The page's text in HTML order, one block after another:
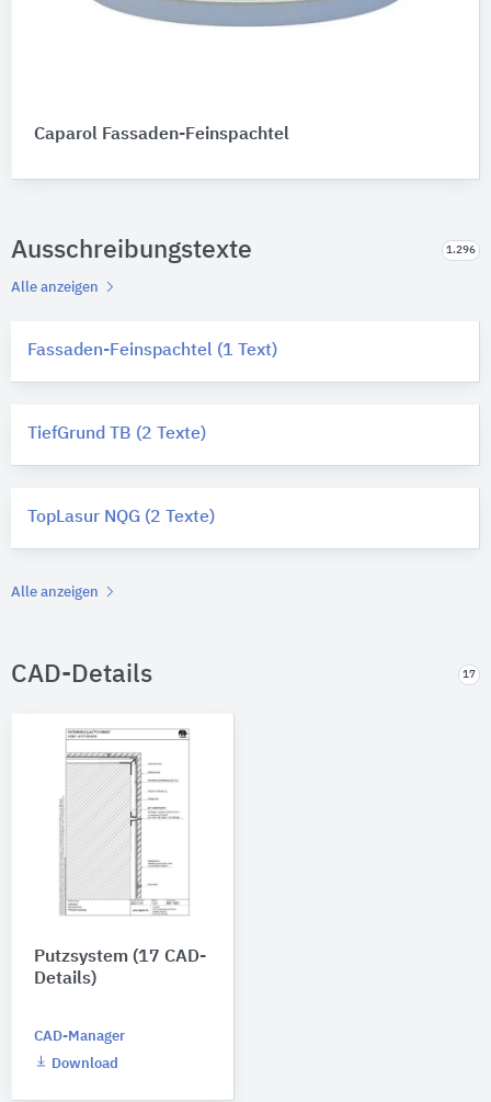
Caparol Fassaden-Feinspachtel
Ausschreibungstexte 1.296
Alle anzeigen
Fassaden-Feinspachtel (1 Text)
TiefGrund TB (2 Texte)
TopLasur NQG (2 Texte)
Alle anzeigen
CAD-Details 17
Putzsystem (17 CAD-
Details)
CAD-Manager
Download